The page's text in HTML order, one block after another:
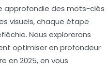
approfondie des mots-clés
visuels, chaque étape
Nous explorerons
optimiser en profondeur
en 2025, en vous